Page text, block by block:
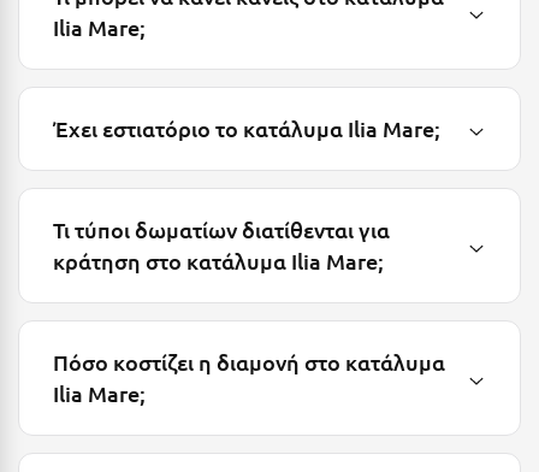
Λίμνη Πλαστήρα
Λιτόχωρο
Λουτρά Πόζαρ
Λουτρά Υπάτης
Λούτσα
Μ
Μάνη
Μαρώνεια
Ilia Mare;
Έχει εστιατόριο το κατάλυμα Ilia Mare;
Τι τύποι δωματίων διατίθενται για
κράτηση στο κατάλυμα Ilia Mare;
Πόσο κοστίζει η διαμονή στο κατάλυμα
Ilia Mare;